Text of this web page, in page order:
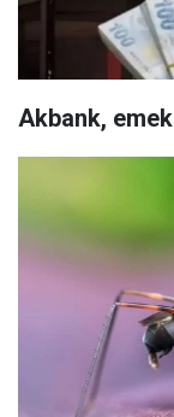
Akbank,